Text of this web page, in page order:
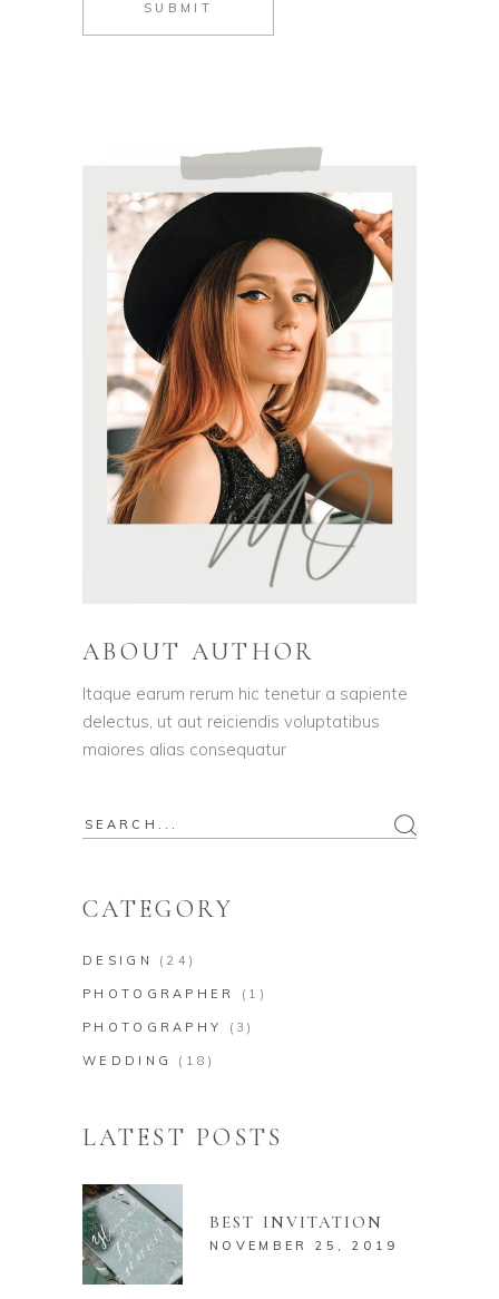
SUBMIT
ABOUT AUTHOR
Itaque earum rerum hic tenetur a sapiente
delectus, ut aut reiciendis voluptatibus
maiores alias consequatur
Search
CATEGORY
DESIGN (24)
PHOTOGRAPHER (1)
PHOTOGRAPHY (3)
WEDDING (18)
LATEST POSTS
BEST INVITATION
NOVEMBER 25, 2019